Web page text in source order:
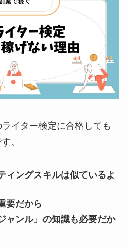
イター検定に合格しても
。
ィングスキルは似ているよ
要だから
ャンル」の知識も必要だか